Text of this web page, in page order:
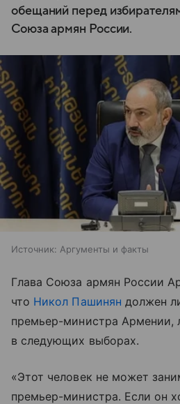
обещаний перед
Союза армян России.
Источник: Аргументы и факты
Глава Союза армян России
что Никол Пашинян должен
премьер-министра Армении,
в следующих выборах.
«Этот человек не может
премьер-министра. Если он